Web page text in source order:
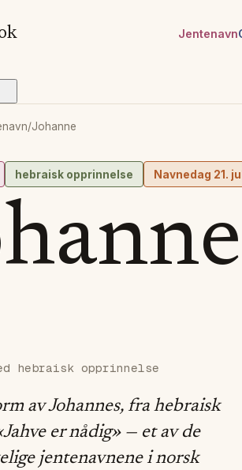
Jentenavn
/Johanne
hebraisk opprinnelse Navnedag 21.
hebraisk opprinnelse
av Johannes, fra hebraisk
er nådig» — et av de
jentenavnene i norsk